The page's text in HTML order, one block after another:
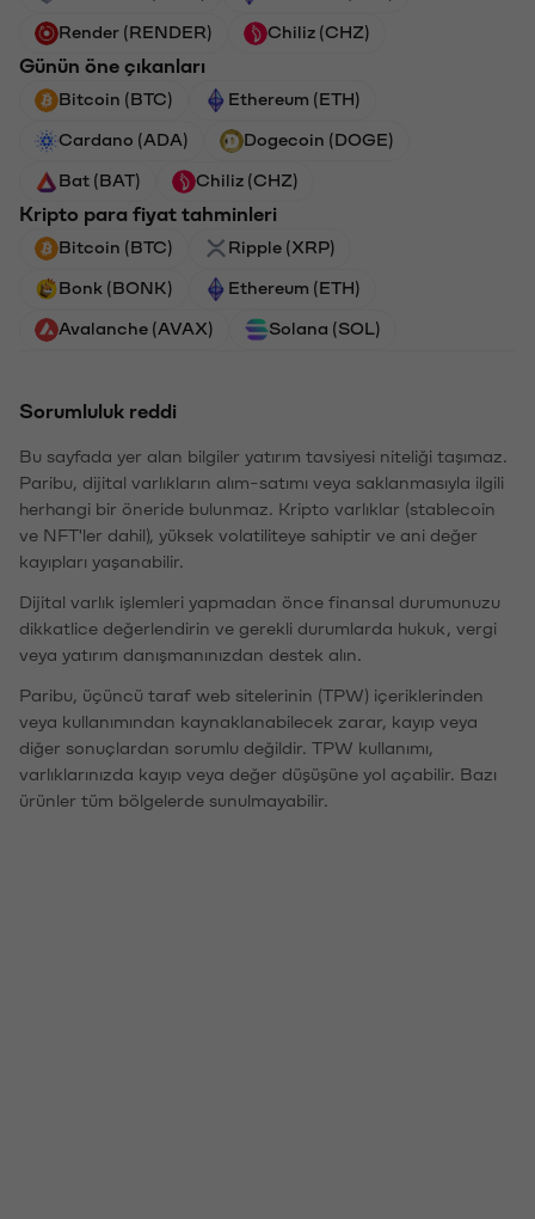
Render (RENDER) Chiliz (CHZ)
Günün öne çıkanları
Bitcoin (BTC) Ethereum (ETH)
Cardano (ADA) Dogecoin (DOGE)
Bat (BAT) Chiliz (CHZ)
Kripto para fiyat tahminleri
Bitcoin (BTC) Ripple (XRP)
Bonk (BONK) Ethereum (ETH)
Avalanche (AVAX) Solana (SOL)
Sorumluluk reddi
Bu sayfada yer alan bilgiler yatırım tavsiyesi niteliği taşımaz.
Paribu, dijital varlıkların alım-satımı veya saklanmasıyla ilgili
herhangi bir öneride bulunmaz. Kripto varlıklar (stablecoin
ve NFT'ler dahil), yüksek volatiliteye sahiptir ve ani değer
kayıpları yaşanabilir.
Dijital varlık işlemleri yapmadan önce finansal durumunuzu
dikkatlice değerlendirin ve gerekli durumlarda hukuk, vergi
veya yatırım danışmanınızdan destek alın.
Paribu, üçüncü taraf web sitelerinin (TPW) içeriklerinden
veya kullanımından kaynaklanabilecek zarar, kayıp veya
diğer sonuçlardan sorumlu değildir. TPW kullanımı,
varlıklarınızda kayıp veya değer düşüşüne yol açabilir. Bazı
ürünler tüm bölgelerde sunulmayabilir.